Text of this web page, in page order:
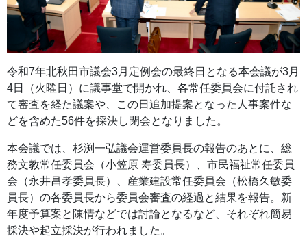
令和7年北秋田市議会3月定例会の最終日となる本会議が3月
4日（火曜日）に議事堂で開かれ、各常任委員会に付託され
て審査を経た議案や、この日追加提案となった人事案件な
どを含めた56件を採決し閉会となりました。
本会議では、杉渕一弘議会運営委員長の報告のあとに、総
務文教常任委員会（小笠原 寿委員長）、市民福祉常任委員
会（永井昌孝委員長）、産業建設常任委員会（松橋久敏委
員長）の各委員長から委員会審査の経過と結果を報告。新
年度予算案と陳情などでは討論となるなど、それぞれ簡易
採決や起立採決が行われました。